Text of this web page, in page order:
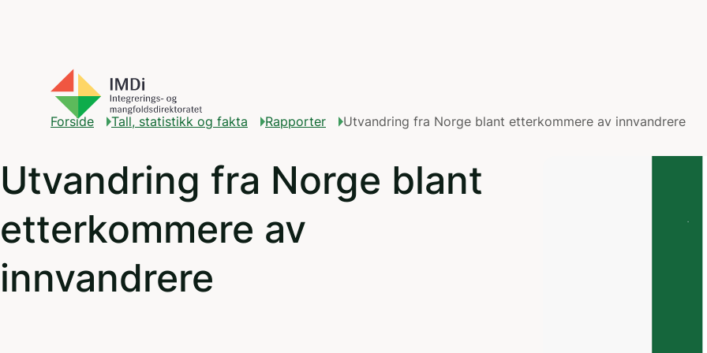
Forside Tall, statistikk og fakta Rapporter Utvandring fra Norge blant etterkommere av innvandrere
Utvandring fra Norge blant
etterkommere av
innvandrere